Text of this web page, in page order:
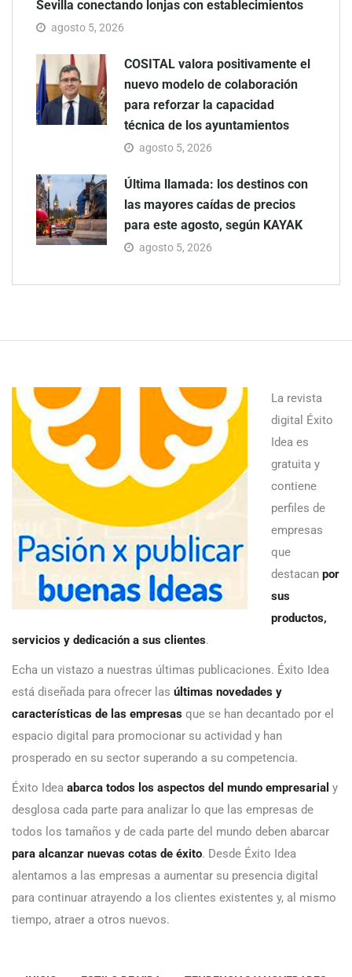
Sevilla conectando lonjas con establecimientos
agosto 5, 2026
COSITAL valora positivamente el
nuevo modelo de colaboración
para reforzar la capacidad
técnica de los ayuntamientos
agosto 5, 2026
Última llamada: los destinos con
las mayores caídas de precios
para este agosto, según KAYAK
agosto 5, 2026
La revista
digital Éxito
Idea es
gratuita y
contiene
perfiles de
empresas
que
destacan por
sus
productos,
servicios y dedicación a sus clientes.
Echa un vistazo a nuestras últimas publicaciones. Éxito Idea
está diseñada para ofrecer las últimas novedades y
características de las empresas que se han decantado por el
espacio digital para promocionar su actividad y han
prosperado en su sector superando a su competencia.
Éxito Idea abarca todos los aspectos del mundo empresarial y
desglosa cada parte para analizar lo que las empresas de
todos los tamaños y de cada parte del mundo deben abarcar
para alcanzar nuevas cotas de éxito. Desde Éxito Idea
alentamos a las empresas a aumentar su presencia digital
para continuar atrayendo a los clientes existentes y, al mismo
tiempo, atraer a otros nuevos.